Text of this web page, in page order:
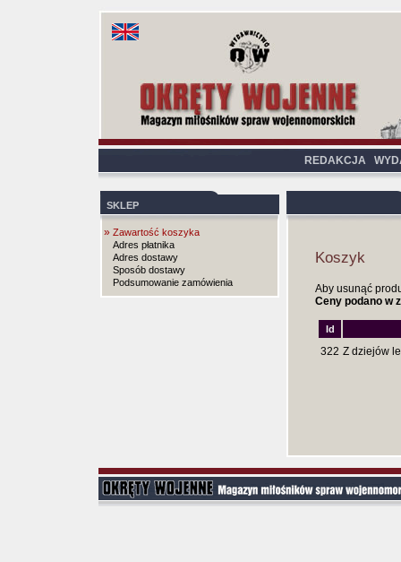
REDAKCJA
SKLEP
» Zawartość koszyka
Adres płatnika
Adres dostawy
Sposób dostawy
Podsumowanie zamówienia
Koszyk
Aby usunąć
Ceny podano w
Id
322 Z dziejów